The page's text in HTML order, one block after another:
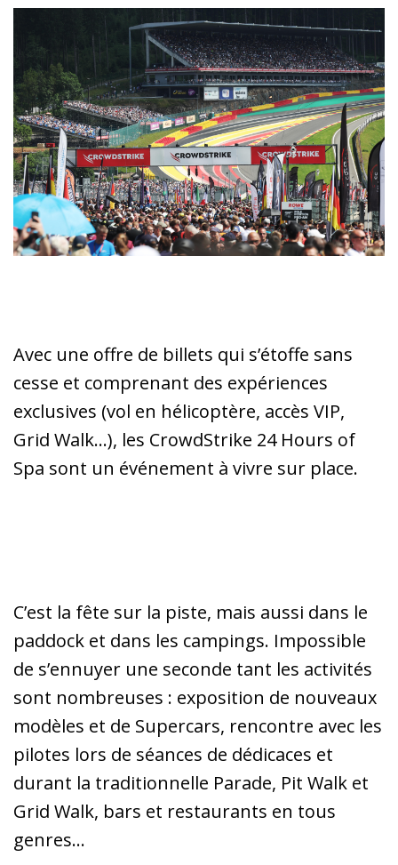
Avec une offre de billets qui s’étoffe sans
cesse et comprenant des expériences
exclusives (vol en hélicoptère, accès VIP,
Grid Walk…), les CrowdStrike 24 Hours of
Spa sont un événement à vivre sur place.
C’est la fête sur la piste, mais aussi dans le
paddock et dans les campings. Impossible
de s’ennuyer une seconde tant les activités
sont nombreuses : exposition de nouveaux
modèles et de Supercars, rencontre avec les
pilotes lors de séances de dédicaces et
durant la traditionnelle Parade, Pit Walk et
Grid Walk, bars et restaurants en tous
genres…